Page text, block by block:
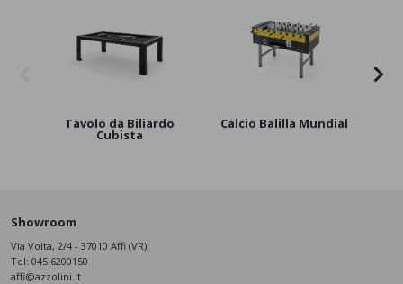
Tavolo da Biliardo
Cubista
Calcio Balilla Mundial
Showroom
Via Volta, 2/4 - 37010 Affi (VR)
Tel: 045 6200150
affi@azzolini.it